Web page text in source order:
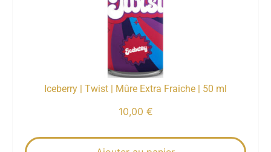
Iceberry | Twist | Mûre Extra Fraiche | 50 ml
10,00 €